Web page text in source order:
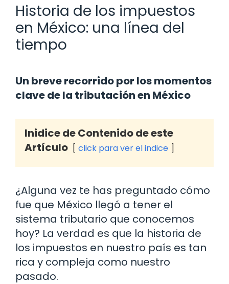
Historia de los impuestos
en México: una línea del
tiempo
Un breve recorrido por los momentos
clave de la tributación en México
Inidice de Contenido de este
Artículo
click para ver el indice
¿Alguna vez te has preguntado cómo
fue que México llegó a tener el
sistema tributario que conocemos
hoy? La verdad es que la historia de
los impuestos en nuestro país es tan
rica y compleja como nuestro
pasado.